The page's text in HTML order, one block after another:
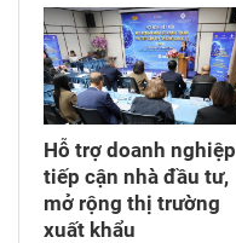
Hỗ trợ doanh nghiệp
tiếp cận nhà đầu tư,
mở rộng thị trường
xuất khẩu